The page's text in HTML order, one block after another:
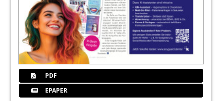
PDF
EPAPER